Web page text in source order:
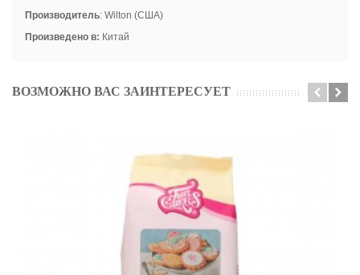
Производитель: Wilton (США)
Произведено в: Китай
ВОЗМОЖНО ВАС ЗАИНТЕРЕСУЕТ